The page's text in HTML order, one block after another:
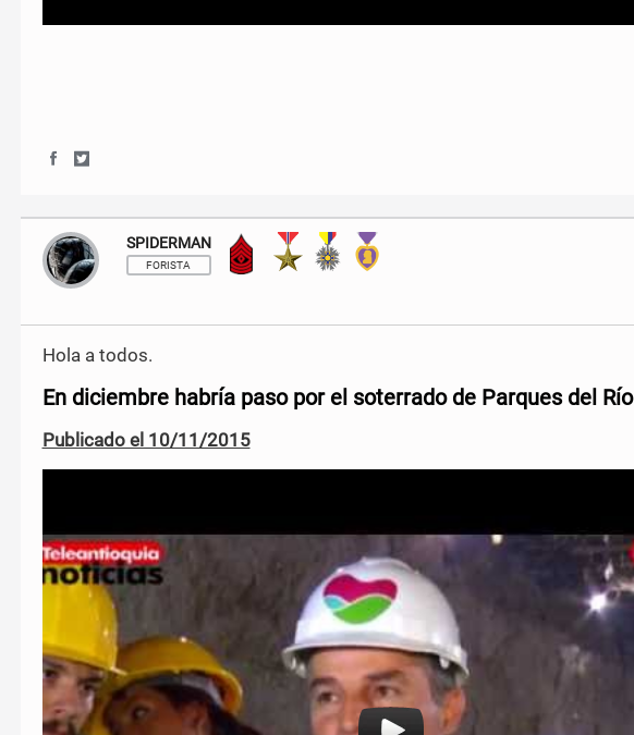
S
e
o
n
a
e
o
k
S
e
o
n
w
t
e
SPIDERMAN
FORISTA
Sargento Mayor
Hola a todos.
En diciembre habría paso por el soterrado de Parques del Río
Publicado el 10/11/2015